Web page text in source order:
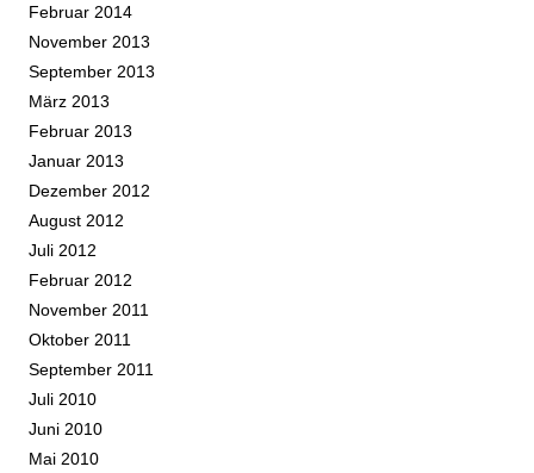
Februar 2014
November 2013
September 2013
März 2013
Februar 2013
Januar 2013
Dezember 2012
August 2012
Juli 2012
Februar 2012
November 2011
Oktober 2011
September 2011
Juli 2010
Juni 2010
Mai 2010